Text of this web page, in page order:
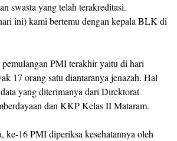
swasta yang telah terakreditasi.
ini) kami bertemu dengan kepala BLK di
PMI terakhir yaitu di hari
17 orang satu diantaranya jenazah. Hal
yang diterimanya dari Direktorat
dan KKP Kelas II Mataram.
ke-16 PMI diperiksa kesehatannya oleh